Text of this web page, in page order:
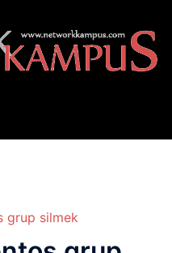
grup silmek